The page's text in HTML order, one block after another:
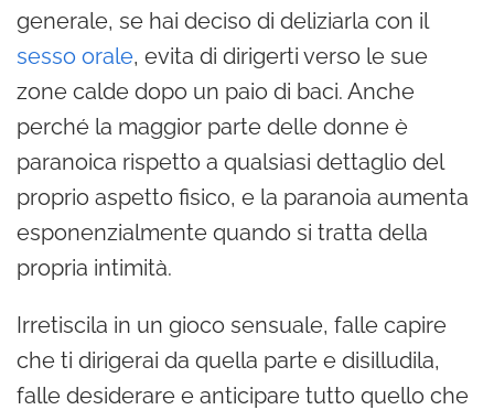
generale, se hai deciso di deliziarla con il
sesso orale, evita di dirigerti verso le sue
zone calde dopo un paio di baci. Anche
perché la maggior parte delle donne è
paranoica rispetto a qualsiasi dettaglio del
proprio aspetto fisico, e la paranoia aumenta
esponenzialmente quando si tratta della
propria intimità.
Irretiscila in un gioco sensuale, falle capire
che ti dirigerai da quella parte e disilludila,
falle desiderare e anticipare tutto quello che